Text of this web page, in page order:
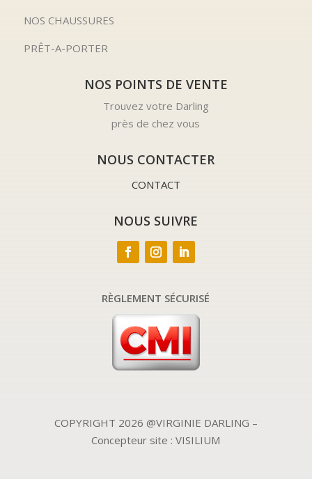
NOS CHAUSSURES
PRÊT-A-PORTER
NOS POINTS DE VENTE
Trouvez votre Darling
près de chez vous
NOUS CONTACTER
CONTACT
NOUS SUIVRE
RÈGLEMENT SÉCURISÉ
COPYRIGHT 2026 @VIRGINIE DARLING –
Concepteur site : VISILIUM